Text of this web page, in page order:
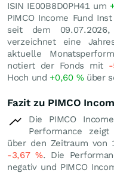
ISIN IE00B8D0PH41 um
PIMCO Income Fund
seit dem
verzeichnet eine
aktuelle
notiert der Fonds mit
Hoch und +0,60 %über
Fazit zu PIMCO
Die PIMCO
Performance
über den Zeitraum von
-3,67%. Die
negativ und PIMCO